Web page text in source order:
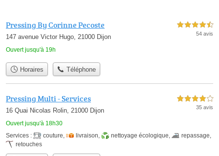
Pressing By Corinne Pecoste
147 avenue Victor Hugo, 21000 Dijon
Ouvert jusqu'à 19h
4,5 étoiles sur 5
54 avis
Horaires Téléphone
Pressing Multi - Services
16 Quai Nicolas Rolin, 21000 Dijon
Ouvert jusqu'à 18h30
4,0 étoiles sur 5
35 avis
Services : couture, livraison, nettoyage écologique, repassage,
retouches